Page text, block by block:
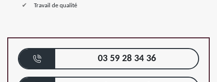
Travail de qualité
03 59 28 34 36